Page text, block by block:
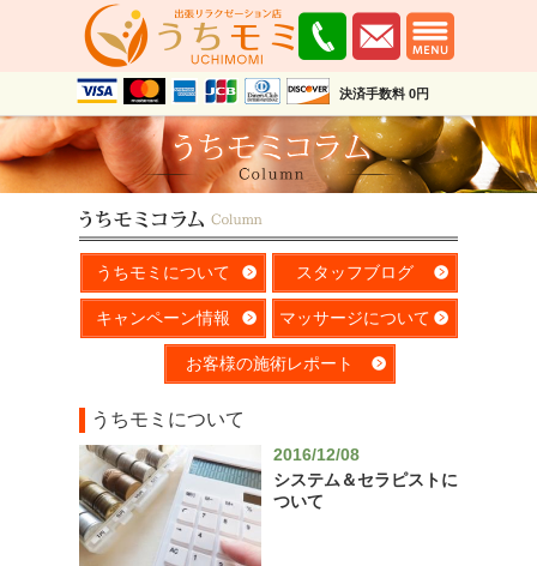
決済手数料 0円
うちモミについて スタッフブログ
キャンペーン情報 マッサージについて
お客様の施術レポート
うちモミについて
2016/12/08
システム＆セラピストに
ついて